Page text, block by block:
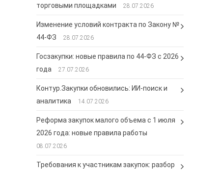
торговыми площадками
28.07.2026
Изменение условий контракта по Закону №
44-ФЗ
28.07.2026
Госзакупки: новые правила по 44-ФЗ с 2026
года
27.07.2026
Контур.Закупки обновились: ИИ-поиск и
аналитика
14.07.2026
Реформа закупок малого объема с 1 июля
2026 года: новые правила работы
08.07.2026
Требования к участникам закупок: разбор